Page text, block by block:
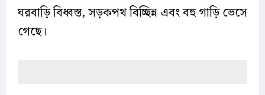
ঘরবাড়ি বিধ্বস্ত, সড়কপথ বিচ্ছিন্ন এবং বহু গাড়ি ভেসে
গেছে।